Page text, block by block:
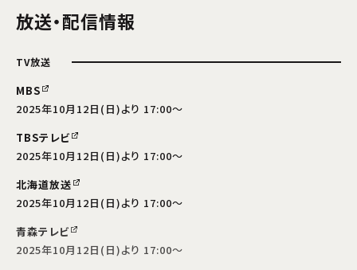
放送・配信情報
TV放送
MBS
2025年10月12日(日)より 17:00～
TBSテレビ
2025年10月12日(日)より 17:00～
北海道放送
2025年10月12日(日)より 17:00～
青森テレビ
2025年10月12日(日)より 17:00～